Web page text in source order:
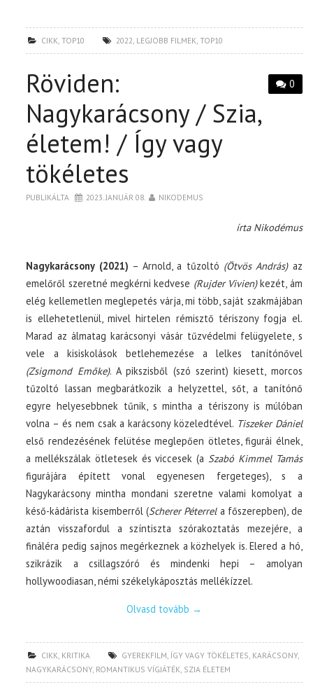
CIKK ,TOP10 2022 LEGJOBB FILMEK ,TOP10
0
Röviden:
Nagykarácsony / Szia,
életem! / Így vagy
tökéletes
PUBLIKÁLTA 2023. JANUÁR 08. NIKODEMUS
írta Nikodémus
Nagykarácsony (2021) – Arnold, a tűzoltó (Ötvös András)az
emelőről szeretné megkérni kedvese (Rujder Vivien)kezét, ám
elég kellemetlen meglepetés várja, mi több, saját szakmájában
is ellehetetlenül, mivel hirtelen rémisztő tériszony fogja el.
Marad az álmatag karácsonyi vásár tűzvédelmi felügyelete, s
vele a kisiskolások betlehemezése a lelkes tanítónővel
(Zsigmond Emőke). A pikszisből (szó szerint) kiesett, morcos
tűzoltó lassan megbarátkozik a helyzettel, sőt, a tanítónő
egyre helyesebbnek tűnik, s mintha a tériszony is múlóban
volna – és nem csak a karácsony közeledtével. Tiszeker Dániel
első rendezésének felütése meglepően ötletes, figurái élnek,
a mellékszálak ötletesek és viccesek (a Szabó Kimmel Tamás
figurájára épített vonal egyenesen fergeteges), s a
Nagykarácsony mintha mondani szeretne valami komolyat a
késő-kádárista kisemberről (Scherer Péterrela főszerepben), de
aztán visszafordul a színtiszta szórakoztatás mezejére, a
fináléra pedig sajnos megérkeznek a közhelyek is. Elered a hó,
szikrázik a csillagszóró és mindenki hepi – amolyan
hollywoodiasan, némi székelykáposztás mellékízzel.
Olvasd tovább →
CIKK KRITIKA GYEREKFILM ÍGY VAGY TÖKÉLETES KARÁCSONY,
NAGYKARÁCSONY, ROMANTIKUS VÍGJÁTÉK SZIA ÉLETEM